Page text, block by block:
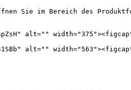
Sie im Bereich des
alt=""
alt=""